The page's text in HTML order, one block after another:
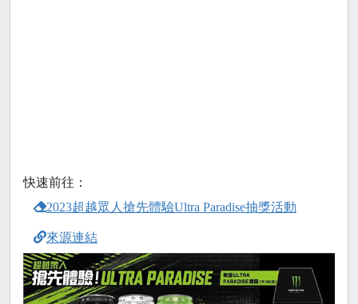
快速前往：
2023超越眾人搶先體驗Ultra Paradise抽獎活動
來源連結